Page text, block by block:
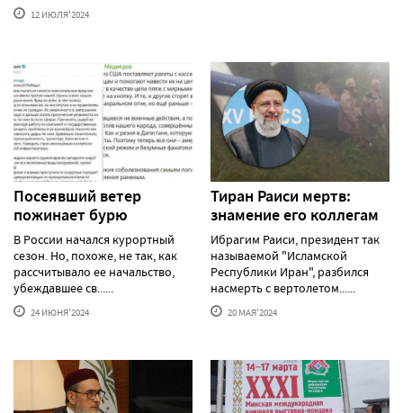
12 ИЮЛЯ'2024
Посеявший ветер
пожинает бурю
В России начался курортный
сезон. Но, похоже, не так, как
рассчитывало ее начальство,
убеждавшее св......
24 ИЮНЯ'2024
Тиран Раиси мертв:
знамение его коллегам
Ибрагим Раиси, президент так
называемой "Исламской
Республики Иран", разбился
насмерть с вертолетом......
20 МАЯ'2024